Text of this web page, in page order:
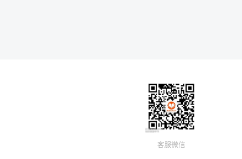
客服微信